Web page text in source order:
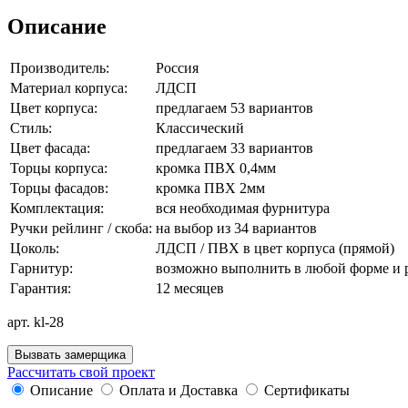
Описание
Производитель:
Россия
Материал корпуса:
ЛДСП
Цвет корпуса:
предлагаем 53 вариантов
Стиль:
Классический
Цвет фасада:
предлагаем 33 вариантов
Торцы корпуса:
кромка ПВХ 0,4мм
Торцы фасадов:
кромка ПВХ 2мм
Комплектация:
вся необходимая фурнитура
Ручки рейлинг / скоба: на выбор из 34 вариантов
Цоколь:
ЛДСП / ПВХ в цвет корпуса (прямой)
Гарнитур:
возможно выполнить в любой форме и
Гарантия:
12 месяцев
арт. kl-28
Вызвать замерщика
Рассчитать свой проект
Описание
Оплата и Доставка
Сертификаты